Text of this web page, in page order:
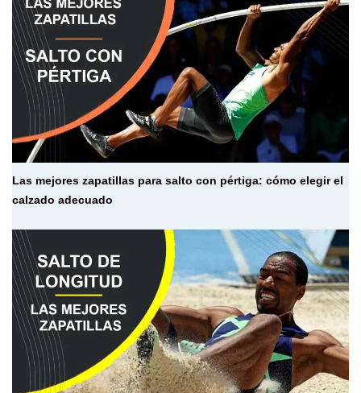
Las mejores zapatillas para salto con pértiga: cómo elegir el
calzado adecuado